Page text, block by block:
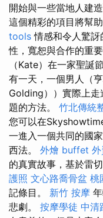
開始與一些當地人建
這個精彩的項目將幫
tools 情感和令人驚
性，寬恕與合作的重要
（Kate）在一家聖誕
有一天，一個男人（
Golding））實際上走
題的方法。 竹北傳統
您可以在
一進入一個共同的國
西法。 外燴 buffet
的真實故事，基於雷
護照 文心路喬骨盆 桃
記條目。 新竹 按摩
悲劇。 按摩學徒 中清